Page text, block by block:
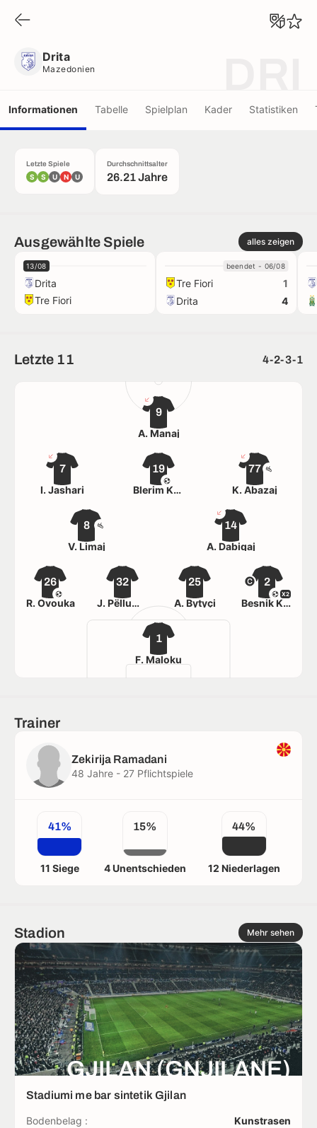
Drita
Mazedonien
Informationen Tabelle Spielplan Kader Statistiken
Letzte Spiele
S S U N U
Durchschnittsalter
26.21 Jahre
Ausgewählte Spiele alles zeigen
13/08
Drita
Tre Fiori
beendet - 06/08
Tre Fiori
1
Drita
4
Letzte 11 4-2-3-1
1
F. Maloku
26
R. Ovouka
32
J. Pëllumbi
25
A. Bytyçi
2
Besnik Krasniqi
X2
8
V. Limaj
14
A. Dabiqaj
7
I. Jashari
19
Blerim Krasniqi
77
K. Abazaj
9
A. Manaj
Trainer
Zekirija Ramadani
48 Jahre - 27 Pflichtspiele
41%
11 Siege
15%
4 Unentschieden
44%
12 Niederlagen
Stadion Mehr sehen
GJILAN (GNJILANE)
Stadiumi me bar sintetik Gjilan
Bodenbelag :
Kunstrasen